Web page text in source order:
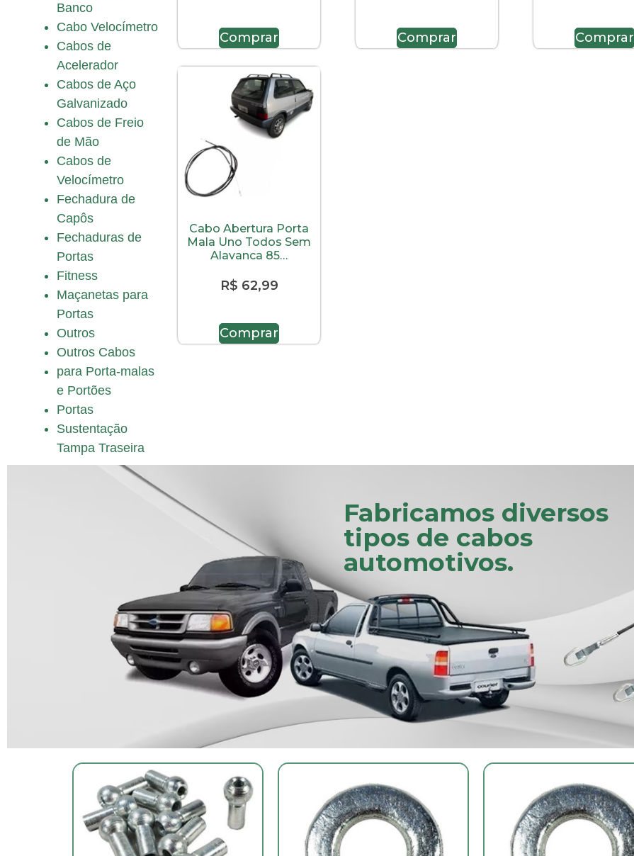
Banco
Cabo Velocímetro
Cabos de
Acelerador
Cabos de Aço
Galvanizado
Cabos de Freio
de Mão
Cabos de
Velocímetro
Fechadura de
Capôs
Fechaduras de
Portas
Fitness
Maçanetas para
Portas
Outros
Outros Cabos
para Porta-malas
e Portões
Portas
Sustentação
Tampa Traseira
Comprar Comprar Comprar
Cabo Abertura Porta
Mala Uno Todos Sem
Alavanca 85…
R$ 62,99
Comprar
Fabricamos diversos
tipos de cabos
automotivos.